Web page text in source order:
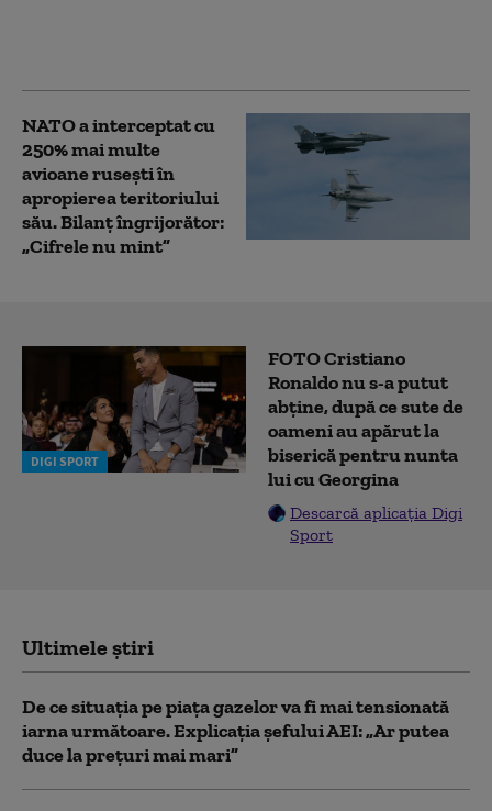
NATO a interceptat cu
250% mai multe
avioane rusești în
apropierea teritoriului
său. Bilanț îngrijorător:
„Cifrele nu mint”
DIGI SPORT
FOTO Cristiano
Ronaldo nu s-a putut
abține, după ce sute de
oameni au apărut la
biserică pentru nunta
lui cu Georgina
Descarcă aplicația Digi
Sport
Ultimele știri
De ce situaţia pe piaţa gazelor va fi mai tensionată
iarna următoare. Explicația șefului AEI: „Ar putea
duce la preţuri mai mari”